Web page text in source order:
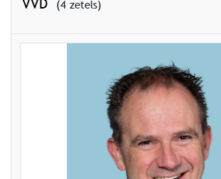
VVD (4 zetels)